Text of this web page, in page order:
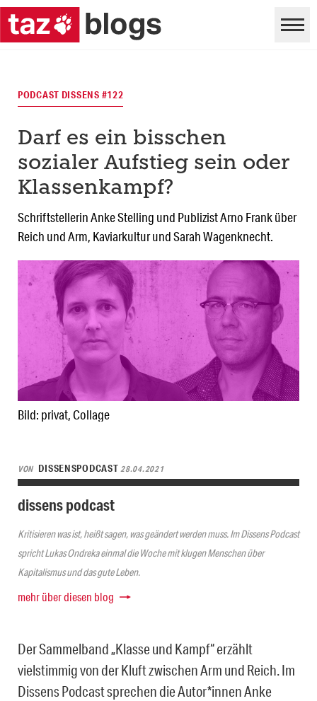
Bild: privat, Collage
PODCAST DISSENS #122
Darf es ein bisschen
sozialer Aufstieg sein oder
Klassenkampf?
Schriftstellerin Anke Stelling und Publizist Arno Frank über
Reich und Arm, Kaviarkultur und Sarah Wagenknecht.
VON DISSENSPODCAST28.04.2021
dissens podcast
Kritisieren was ist, heißt sagen, was geändert werden muss. Im Dissens Podcast
spricht Lukas Ondreka einmal die Woche mit klugen Menschen über
Kapitalismus und das gute Leben.
mehr über diesen blog
Der Sammelband „Klasse und Kampf“ erzählt
vielstimmig von der Kluft zwischen Arm und Reich. Im
Dissens Podcast sprechen die Autor*innen Anke